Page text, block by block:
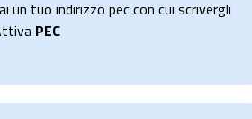
un tuo indirizzo pec con cui scrivergli
PEC